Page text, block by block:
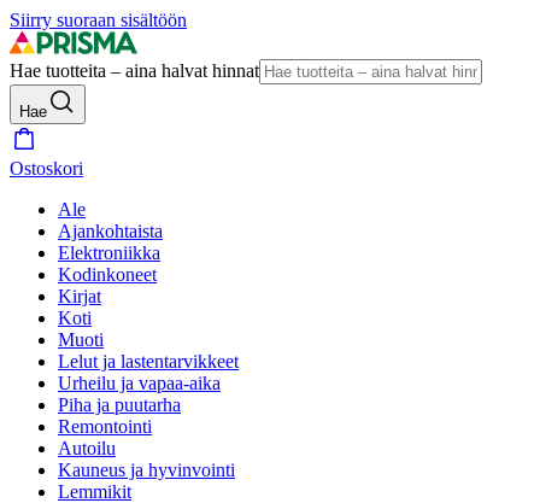
Siirry suoraan sisältöön
Hae tuotteita – aina halvat hinnat
Hae
Ostoskori
Ale
Ajankohtaista
Elektroniikka
Kodinkoneet
Kirjat
Koti
Muoti
Lelut ja lastentarvikkeet
Urheilu ja vapaa-aika
Piha ja puutarha
Remontointi
Autoilu
Kauneus ja hyvinvointi
Lemmikit